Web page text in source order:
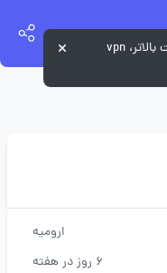
ارومیه
6 روز در هفته
برای تجربه کاربری بهتر و سرعت بالاتر، vpn